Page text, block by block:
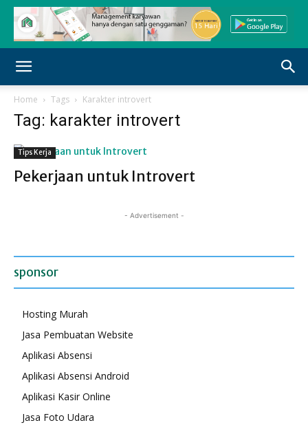
Home Tags Karakter introvert
Tag: karakter introvert
Tips Kerja
Pekerjaan untuk Introvert
- Advertisement -
sponsor
Hosting Murah
Jasa Pembuatan Website
Aplikasi Absensi
Aplikasi Absensi Android
Aplikasi Kasir Online
Jasa Foto Udara